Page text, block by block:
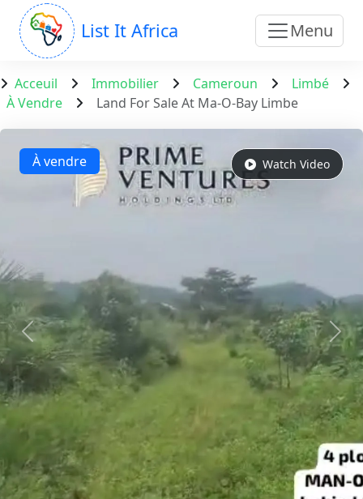
List It Africa Menu
Acceuil Immobilier Cameroun
Limbé
À Vendre
Land For Sale At Ma-O-Bay Limbe
À vendre Watch Video